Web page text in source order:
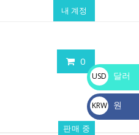
내 계정
0
판매 중
USD
$
달러
KRW
₩
원